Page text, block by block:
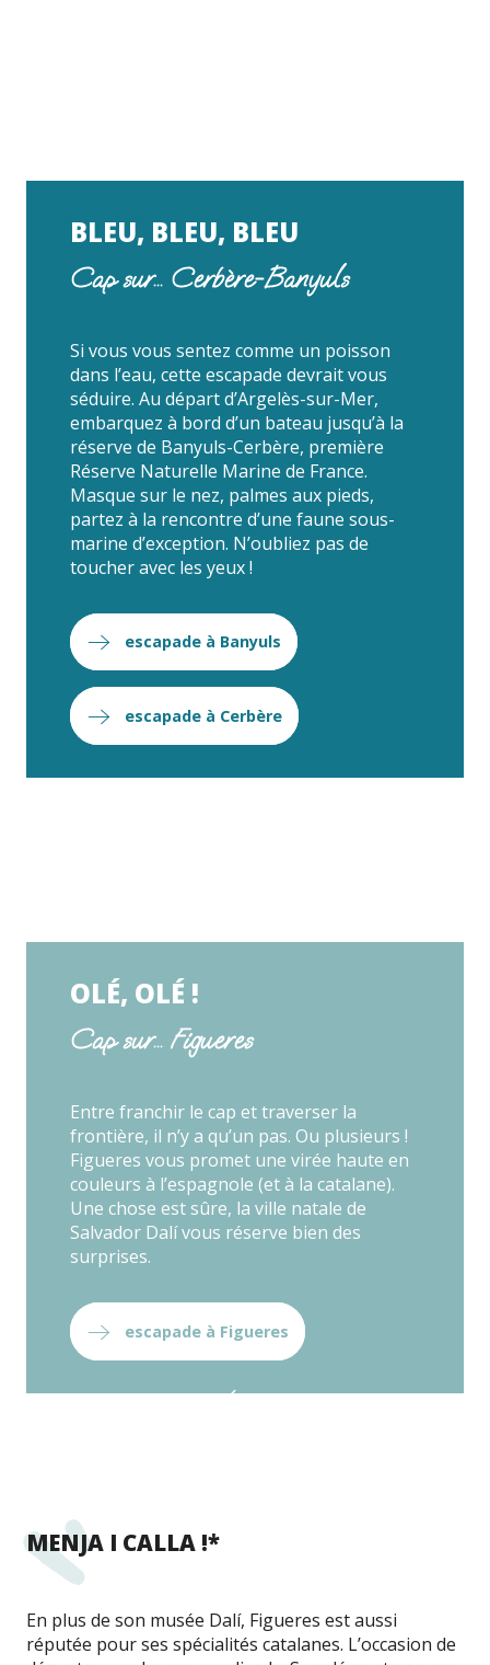
BLEU, BLEU, BLEU
Cap sur... Cerbère-Banyuls
Si vous vous sentez comme un poisson
dans l’eau, cette escapade devrait vous
séduire. Au départ d’Argelès-sur-Mer,
embarquez à bord d’un bateau jusqu’à la
réserve de Banyuls-Cerbère, première
Réserve Naturelle Marine de France.
Masque sur le nez, palmes aux pieds,
partez à la rencontre d’une faune sous-
marine d’exception. N’oubliez pas de
toucher avec les yeux !
escapade à Banyuls
escapade à Cerbère
OLÉ, OLÉ !
Cap sur... Figueres
Entre franchir le cap et traverser la
frontière, il n’y a qu’un pas. Ou plusieurs !
Figueres vous promet une virée haute en
couleurs à l’espagnole (et à la catalane).
Une chose est sûre, la ville natale de
Salvador Dalí vous réserve bien des
surprises.
escapade à Figueres
MENJA I CALLA !*
En plus de son musée Dalí, Figueres est aussi
réputée pour ses spécialités catalanes. L’occasion de